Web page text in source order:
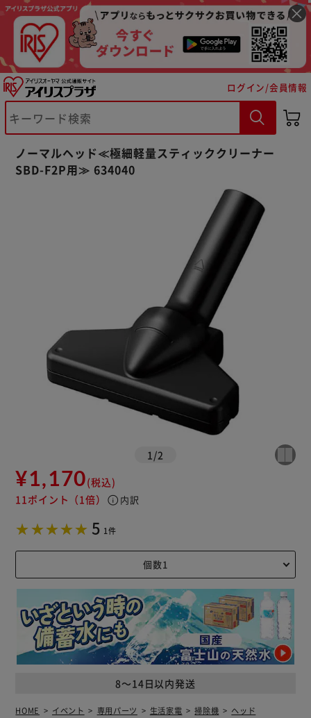
ログイン/会員情報
ノーマルヘッド≪極細軽量スティッククリーナー
SBD-F2P用≫ 634040
1 /2
¥1,170(税込)
11ポイント （1倍） info 内訳
5 1件
8～14日以内発送
HOME イベント 専用パーツ 生活家電 掃除機 ヘッド
※ご確認ください
カートに入れる 購入手続きへ